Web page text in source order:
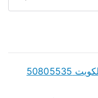
r
قطع غيار شانجان CHANGAN الكويت 50805535